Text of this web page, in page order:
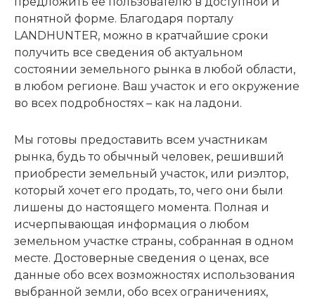
понятной форме. Благодаря порталу
LANDHUNTER, можно в кратчайшие сроки
получить все сведения об актуальном
состоянии земельного рынка в любой области,
в любом регионе. Ваш участок и его окружение
во всех подробностях – как на ладони.
Мы готовы предоставить всем участникам
рынка, будь то обычный человек, решивший
приобрести земельный участок, или риэлтор,
который хочет его продать, то, чего они были
лишены до настоящего момента. Полная и
исчерпывающая информация о любом
земельном участке страны, собранная в одном
месте. Достоверные сведения о ценах, все
данные обо всех возможностях использования
выбранной земли, обо всех ограничениях,